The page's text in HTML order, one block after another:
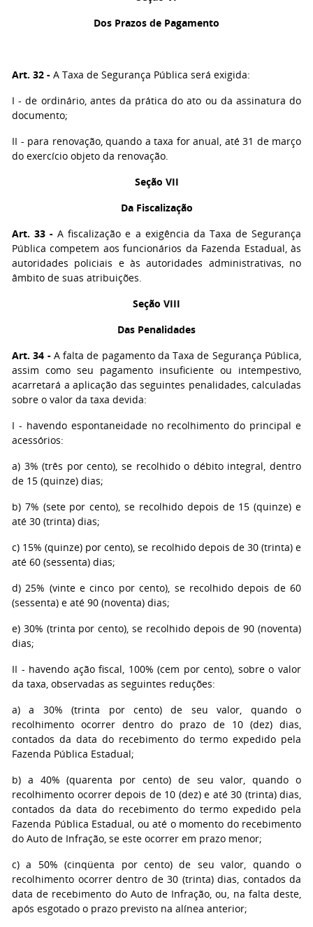
Dos Prazos de Pagamento
Art. 32 - A Taxa de Segurança Pública será exigida:
I - de ordinário, antes da prática do ato ou da assinatura do
documento;
II - para renovação, quando a taxa for anual, até 31 de março
do exercício objeto da renovação.
Seção VII
Da Fiscalização
Art. 33 - A fiscalização e a exigência da Taxa de Segurança
Pública competem aos funcionários da Fazenda Estadual, às
autoridades policiais e às autoridades administrativas, no
âmbito de suas atribuições.
Seção VIII
Das Penalidades
Art. 34 -A falta de pagamento da Taxa de Segurança Pública,
assim como seu pagamento insuficiente ou intempestivo,
acarretará a aplicação das seguintes penalidades, calculadas
sobre o valor da taxa devida:
I - havendo espontaneidade no recolhimento do principal e
acessórios:
a) 3% (três por cento), se recolhido o débito integral, dentro
de 15 (quinze) dias;
b) 7% (sete por cento), se recolhido depois de 15 (quinze) e
até 30 (trinta) dias;
c) 15% (quinze) por cento), se recolhido depois de 30 (trinta) e
até 60 (sessenta) dias;
d) 25% (vinte e cinco por cento), se recolhido depois de 60
(sessenta) e até 90 (noventa) dias;
e) 30% (trinta por cento), se recolhido depois de 90 (noventa)
dias;
II - havendo ação fiscal, 100% (cem por cento), sobre o valor
da taxa, observadas as seguintes reduções:
a) a 30% (trinta por cento) de seu valor, quando o
recolhimento ocorrer dentro do prazo de 10 (dez) dias,
contados da data do recebimento do termo expedido pela
Fazenda Pública Estadual;
b) a 40% (quarenta por cento) de seu valor, quando o
recolhimento ocorrer depois de 10 (dez) e até 30 (trinta) dias,
contados da data do recebimento do termo expedido pela
Fazenda Pública Estadual, ou até o momento do recebimento
do Auto de Infração, se este ocorrer em prazo menor;
c) a 50% (cinqüenta por cento) de seu valor, quando o
recolhimento ocorrer dentro de 30 (trinta) dias, contados da
data de recebimento do Auto de Infração, ou, na falta deste,
após esgotado o prazo previsto na alínea anterior;